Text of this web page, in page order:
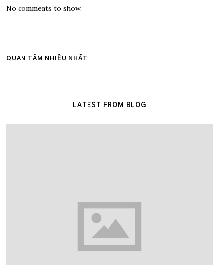
No comments to show.
QUAN TÂM NHIỀU NHẤT
LATEST FROM BLOG